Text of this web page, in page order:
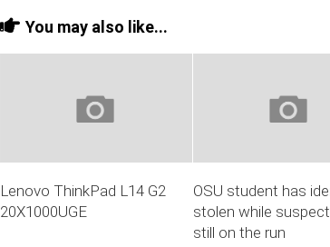
You may also like...
Lenovo ThinkPad L14 G2
20X1000UGE
OSU student has
stolen while
still on the run